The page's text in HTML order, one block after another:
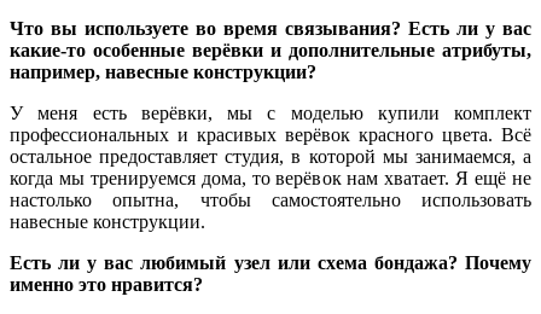
Что вы используете во время связывания? Есть ли у вас
какие-то особенные верёвки и дополнительные атрибуты,
например, навесные конструкции?
У меня есть верёвки, мы с моделью купили комплект
профессиональных и красивых верёвок красного цвета. Всё
остальное предоставляет студия, в которой мы занимаемся, а
когда мы тренируемся дома, то верёвок нам хватает. Я ещё не
настолько опытна, чтобы самостоятельно использовать
навесные конструкции.
Есть ли у вас любимый узел или схема бондажа? Почему
именно это нравится?